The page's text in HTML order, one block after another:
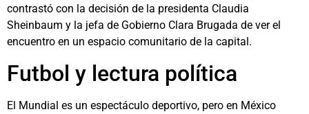
contrastó con la decisión de la presidenta Claudia
Sheinbaum y la jefa de Gobierno Clara Brugada de ver el
encuentro en un espacio comunitario de la capital.
Futbol y lectura política
El Mundial es un espectáculo deportivo, pero en México